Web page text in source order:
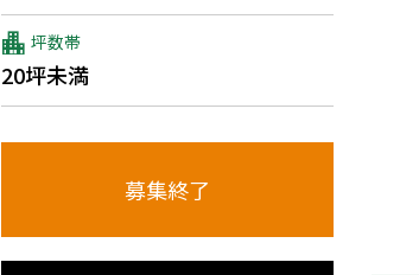
坪数帯
20坪未満
募集終了